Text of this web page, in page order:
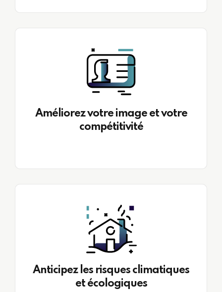
Améliorez votre image et votre
compétitivité
Anticipez les risques climatiques
et écologiques